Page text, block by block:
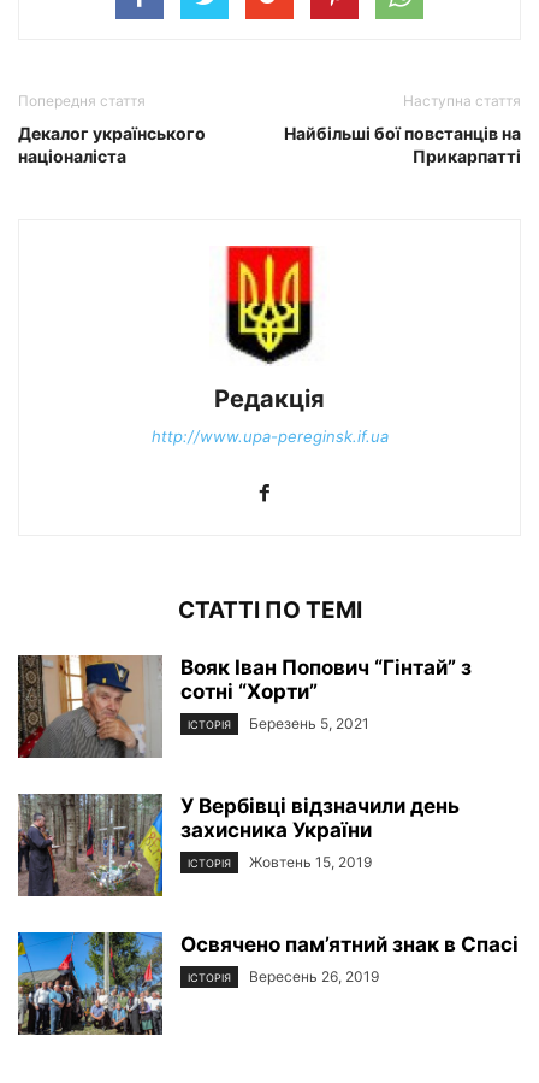
Попередня стаття
Декалог українського
націоналіста
Наступна стаття
Найбільші бої повстанців на
Прикарпатті
Редакція
http://www.upa-pereginsk.if.ua
СТАТТІ ПО ТЕМІ
Вояк Іван Попович “Гінтай” з
сотні “Хорти”
ІСТОРІЯ Березень 5, 2021
У Вербівці відзначили день
захисника України
ІСТОРІЯ Жовтень 15, 2019
Освячено пам’ятний знак в Спасі
ІСТОРІЯ Вересень 26, 2019